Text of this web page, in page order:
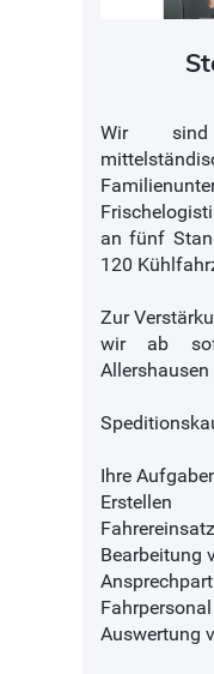
Wir sind
an fünf
120
Zur
wir ab
Ihre
Bearbeitung
Fahrpersonal
Auswertung